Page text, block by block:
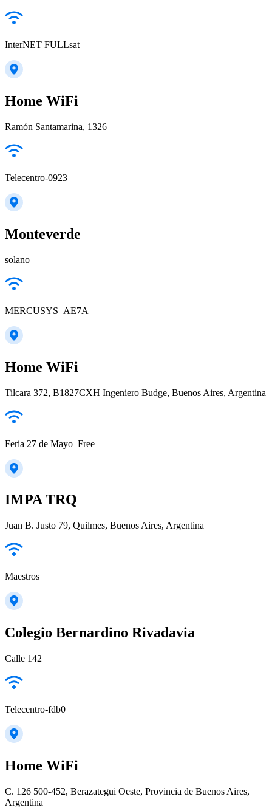
InterNET FULLsat
Home WiFi
Ramón Santamarina, 1326
Telecentro-0923
Monteverde
solano
MERCUSYS_AE7A
Home WiFi
Tilcara 372, B1827CXH Ingeniero Budge, Buenos Aires, Argentina
Feria 27 de Mayo_Free
IMPA TRQ
Juan B. Justo 79, Quilmes, Buenos Aires, Argentina
Maestros
Colegio Bernardino Rivadavia
Calle 142
Telecentro-fdb0
Home WiFi
C. 126 500-452, Berazategui Oeste, Provincia de Buenos Aires,
Argentina